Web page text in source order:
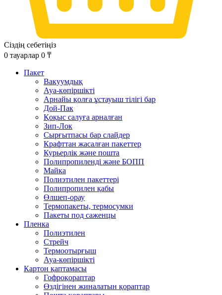
Сіздің себетіңіз
0 тауарлар 0 ₸
Пакет
Вакуумдық
Ауа-көпіршікті
Арнайы қолға ұстауыш тілігі бар
Дой-Пак
Қоқыс салуға арналған
Зип-Лок
Сырғытпасы бар слайдер
Крафттан жасалған пакеттер
Курьерлік және пошта
Полипропиленді және БОПП
Майка
Полиэтилен пакеттері
Полипропилен қабы
Өлшеп-орау
Термопакеты, термосумки
Пакеты под саженцы
Пленка
Полиэтилен
Стрейч
Термоотырғыш
Ауа-көпіршікті
Картон қаптамасы
Гофроқораптар
Өздігінен жиналатын қораптар